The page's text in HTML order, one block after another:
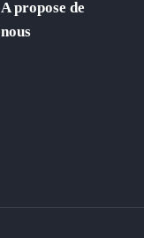
A propose de
nous